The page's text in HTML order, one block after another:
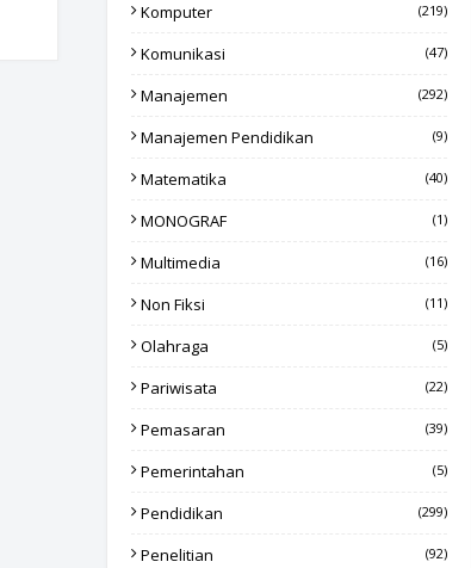
Komputer (219)
Komunikasi (47)
Manajemen (292)
Manajemen Pendidikan (9)
Matematika (40)
MONOGRAF (1)
Multimedia (16)
Non Fiksi (11)
Olahraga (5)
Pariwisata (22)
Pemasaran (39)
Pemerintahan (5)
Pendidikan (299)
Penelitian (92)